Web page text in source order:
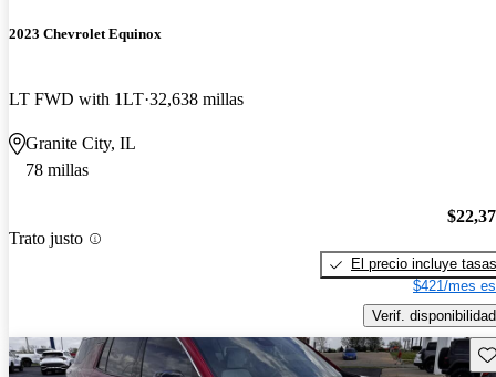
2023 Chevrolet Equinox
LT FWD with 1LT 32,638 millas
Granite City, IL
78 millas
Trato justo
El precio incluye tasas
$421/mes
Verif. disponibilidad